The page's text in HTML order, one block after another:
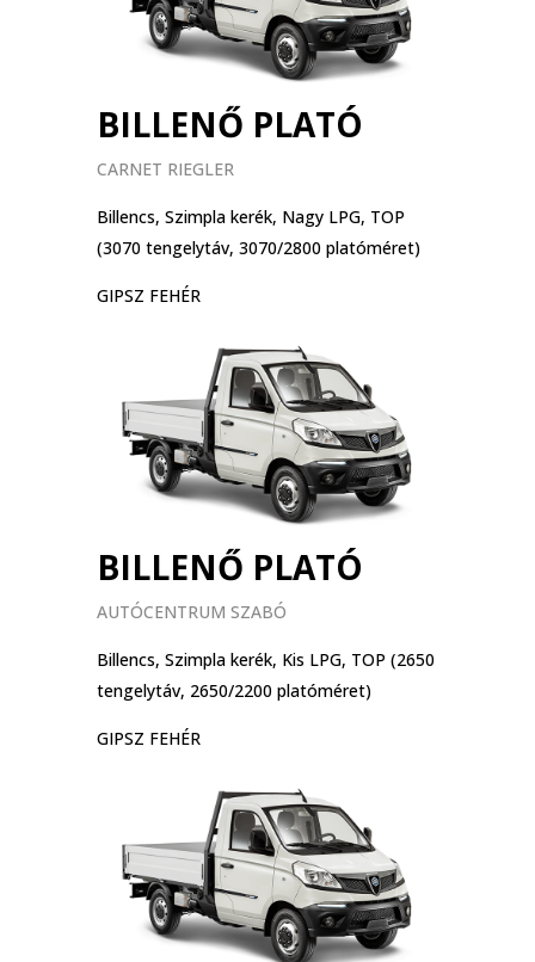
BILLENŐ PLATÓ
CARNET RIEGLER
Billencs, Szimpla kerék, Nagy LPG, TOP
(3070 tengelytáv, 3070/2800 platóméret)
GIPSZ FEHÉR
BILLENŐ PLATÓ
AUTÓCENTRUM SZABÓ
Billencs, Szimpla kerék, Kis LPG, TOP (2650
tengelytáv, 2650/2200 platóméret)
GIPSZ FEHÉR